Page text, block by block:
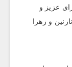
عزیز و
و زهرا